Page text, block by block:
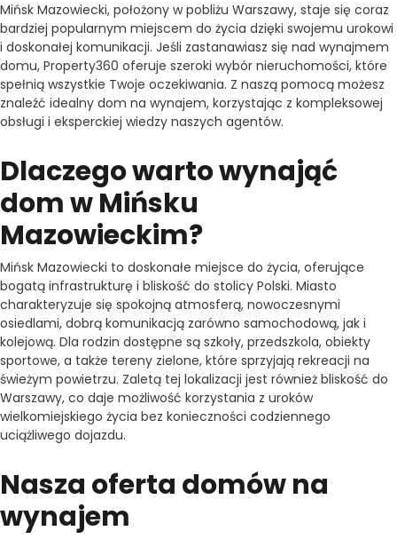
Mińsk Mazowiecki, położony w pobliżu Warszawy, staje się coraz
bardziej popularnym miejscem do życia dzięki swojemu urokowi
i doskonałej komunikacji. Jeśli zastanawiasz się nad wynajmem
domu, Property360 oferuje szeroki wybór nieruchomości, które
spełnią wszystkie Twoje oczekiwania. Z naszą pomocą możesz
znaleźć idealny dom na wynajem, korzystając z kompleksowej
obsługi i eksperckiej wiedzy naszych agentów.
Dlaczego warto wynająć
dom w Mińsku
Mazowieckim?
Mińsk Mazowiecki to doskonałe miejsce do życia, oferujące
bogatą infrastrukturę i bliskość do stolicy Polski. Miasto
charakteryzuje się spokojną atmosferą, nowoczesnymi
osiedlami, dobrą komunikacją zarówno samochodową, jak i
kolejową. Dla rodzin dostępne są szkoły, przedszkola, obiekty
sportowe, a także tereny zielone, które sprzyjają rekreacji na
świeżym powietrzu. Zaletą tej lokalizacji jest również bliskość do
Warszawy, co daje możliwość korzystania z uroków
wielkomiejskiego życia bez konieczności codziennego
uciążliwego dojazdu.
Nasza oferta domów na
wynajem